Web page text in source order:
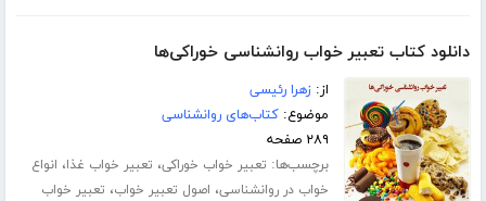
دانلود کتاب تعبیر خواب روانشناسی خوراکی‌ها
از:زهرا رئیسی
موضوع:کتاب‌های روانشناسی
۲۸۹ صفحه
برچسب‌ها: تعبیر خواب خوراکی، تعبیر خواب غذا، انواع
خواب در روانشناسی، اصول تعبیر خواب، تعبیر خواب